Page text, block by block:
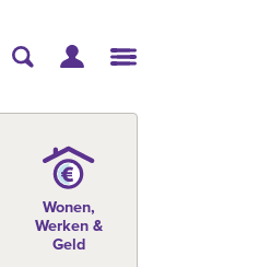
Wonen,
Werken &
Geld